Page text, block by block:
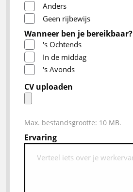
Anders
Geen rijbewijs
Wanneer ben je bereikbaar?
's Ochtends
In de middag
's Avonds
CV uploaden
Max. bestandsgrootte: 10 MB.
Ervaring